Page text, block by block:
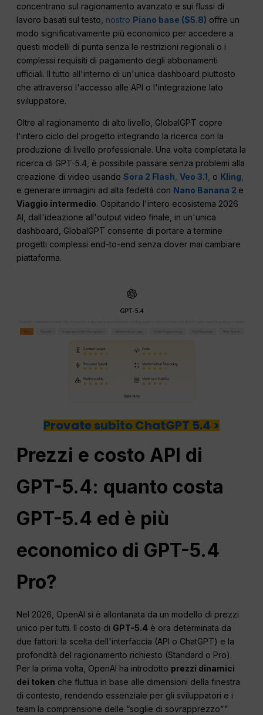
concentrano sul ragionamento avanzato e sui flussi di
lavoro basati sul testo, nostro Piano base ($5.8) offre un
modo significativamente più economico per accedere a
questi modelli di punta senza le restrizioni regionali o i
complessi requisiti di pagamento degli abbonamenti
ufficiali. Il tutto all'interno di un'unica dashboard piuttosto
che attraverso l'accesso alle API o l'integrazione lato
sviluppatore.
Oltre al ragionamento di alto livello, GlobalGPT copre
l'intero ciclo del progetto integrando la ricerca con la
produzione di livello professionale. Una volta completata la
ricerca di GPT-5.4, è possibile passare senza problemi alla
creazione di video usandoSora 2 Flash ,Veo 3.1 o Kling
e generare immagini ad alta fedeltà con Nano Banana 2 e
Viaggio intermedio. Ospitando l'intero ecosistema 2026
AI, dall'ideazione all'output video finale, in un'unica
dashboard, GlobalGPT consente di portare a termine
progetti complessi end-to-end senza dover mai cambiare
piattaforma.
Provate subito ChatGPT 5.4 >
Prezzi e costo API di
GPT-5.4: quanto costa
GPT-5.4 ed è più
economico di GPT-5.4
Pro?
Nel 2026, OpenAI si è allontanata da un modello di prezzi
unico per tutti. Il costo di GPT-5.4 è ora determinata da
due fattori: la scelta dell'interfaccia (API o ChatGPT) e la
profondità del ragionamento richiesto (Standard o Pro).
Per la prima volta, OpenAI ha introdotto prezzi dinamici
dei token che fluttua in base alle dimensioni della finestra
di contesto, rendendo essenziale per gli sviluppatori e i
team la comprensione delle “soglie di sovrapprezzo”.”